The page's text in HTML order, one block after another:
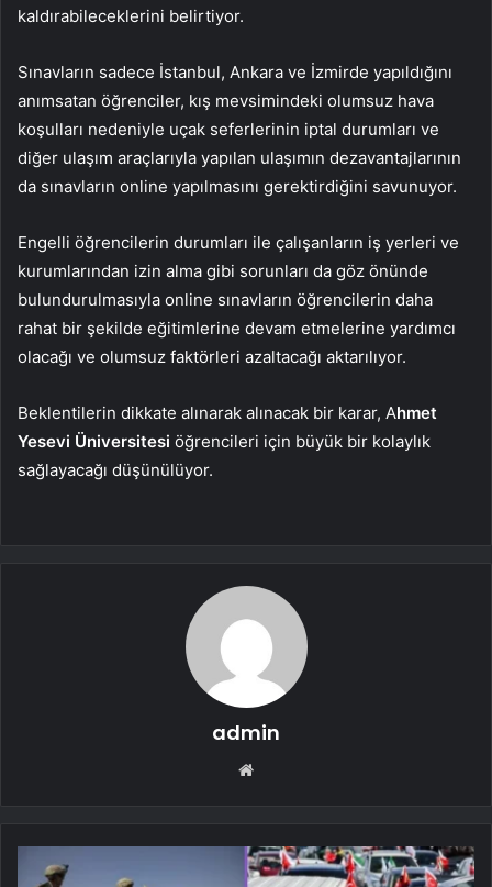
kaldırabileceklerini belirtiyor.
Sınavların sadece İstanbul, Ankara ve İzmirde yapıldığını
anımsatan öğrenciler, kış mevsimindeki olumsuz hava
koşulları nedeniyle uçak seferlerinin iptal durumları ve
diğer ulaşım araçlarıyla yapılan ulaşımın dezavantajlarının
da sınavların online yapılmasını gerektirdiğini savunuyor.
Engelli öğrencilerin durumları ile çalışanların iş yerleri ve
kurumlarından izin alma gibi sorunları da göz önünde
bulundurulmasıyla online sınavların öğrencilerin daha
rahat bir şekilde eğitimlerine devam etmelerine yardımcı
olacağı ve olumsuz faktörleri azaltacağı aktarılıyor.
Beklentilerin dikkate alınarak alınacak bir karar, Ahmet
Yesevi Üniversitesi öğrencileri için büyük bir kolaylık
sağlayacağı düşünülüyor.
admin
Web